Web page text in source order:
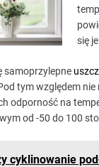
się
samoprzylepne
tym względem
odporność na
od -50 do 100
cyklinowanie